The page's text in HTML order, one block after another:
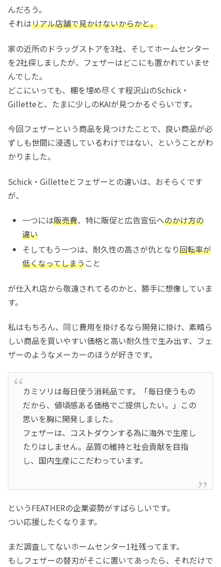
んだろう。
それはリアル店舗で見かけないからかと。
家の近所のドラッグストアを3社、そしてホームセンター
を2社探しましたが、フェザーはどこにも置かれていませ
んでした。
どこにいっても、棚を埋め尽くす程沢山のSchick・
Gilletteと、たまに少しのKAIが見つかるぐらいです。
今回フェザーという商品を見つけたことで、良い商品が必
ずしも世間に浸透しているわけではない、ということがわ
かりました。
Schick・Gilletteとフェザーとの違いは、おそらくです
が、
一つには販売費、特に販促と広告宣伝へのかけ方の
違い
そしてもう一つは、耐久性の高さが仇となり回転率が
低くなってしまうこと
が仕入れ店から敬遠されてるのかと、勝手に想像していま
す。
私はもちろん、同じ費用を掛けるなら開発に掛け、素晴ら
しい商品を買いやすい価格と高い耐久性で生み出す、フェ
ザーのようなメーカーのほうが好きです。
カミソリは毎日使う消耗品です。「毎日使うもの
だから、値頃感ある価格でご提供したい。」この
思いを胸に開発しました。
フェザーは、コストダウンする為に海外で生産し
たりはしません。品質の維持と社会貢献を目指
し、国内生産にこだわっています。
というFEATHERの企業姿勢がすばらしいです。
つい応援したくなります。
まだ調査してないホームセンター1社残ってます。
もしフェザーの替刃がそこに置いてあったら、それだけで